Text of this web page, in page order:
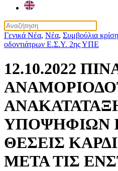
Γενικά Νέα, Νέα, Συμβούλια
οδοντιάτρων Ε.Σ.Υ. 2ης ΥΠΕ
12.10.2022
ΥΠΟΨΗΦΙΩΝ
ΘΕΣΕΙΣ
ΜΕΤΑ ΤΙΣ